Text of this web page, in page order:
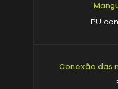
PU
Conexão das